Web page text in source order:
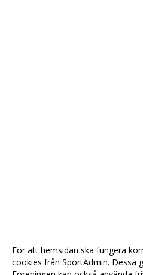
För att hemsidan ska fungera
cookies från SportAdmin. Dessa